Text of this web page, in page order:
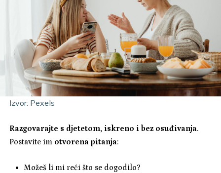
Izvor: Pexels
Razgovarajte s djetetom, iskreno i bez osuđivanja.
Postavite im otvorena pitanja:
Možeš li mi reći što se dogodilo?